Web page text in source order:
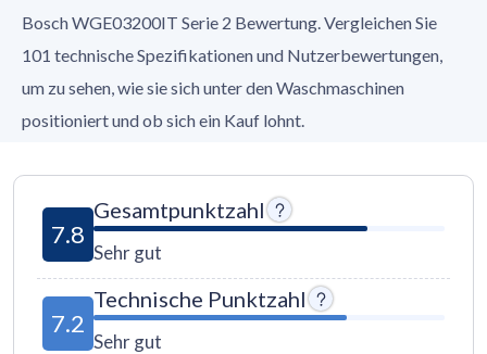
Bosch WGE03200IT Serie 2 Bewertung. Vergleichen Sie
101 technische Spezifikationen und Nutzerbewertungen,
um zu sehen, wie sie sich unter den Waschmaschinen
positioniert und ob sich ein Kauf lohnt.
7.8
Gesamtpunktzahl
Sehr gut
7.2
Technische Punktzahl
Sehr gut